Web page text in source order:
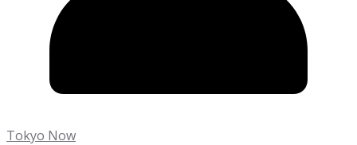
Tokyo Now